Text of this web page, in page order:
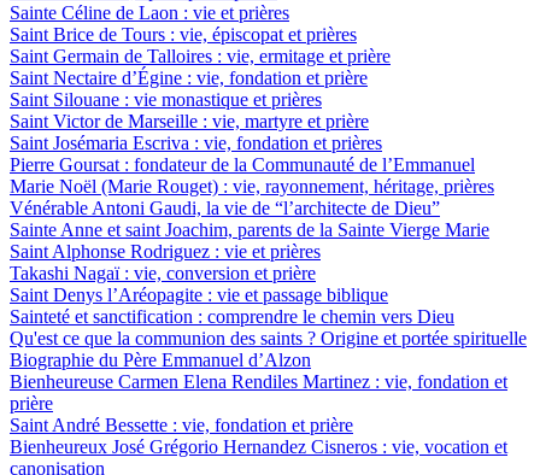
Sainte Céline de Laon : vie et prières
Saint Brice de Tours : vie, épiscopat et prières
Saint Germain de Talloires : vie, ermitage et prière
Saint Nectaire d’Égine : vie, fondation et prière
Saint Silouane : vie monastique et prières
Saint Victor de Marseille : vie, martyre et prière
Saint Josémaria Escriva : vie, fondation et prières
Pierre Goursat : fondateur de la Communauté de l’Emmanuel
Marie Noël (Marie Rouget) : vie, rayonnement, héritage, prières
Vénérable Antoni Gaudi, la vie de “l’architecte de Dieu”
Sainte Anne et saint Joachim, parents de la Sainte Vierge Marie
Saint Alphonse Rodriguez : vie et prières
Takashi Nagaï : vie, conversion et prière
Saint Denys l’Aréopagite : vie et passage biblique
Sainteté et sanctification : comprendre le chemin vers Dieu
Qu'est ce que la communion des saints ? Origine et portée spirituelle
Biographie du Père Emmanuel d’Alzon
Bienheureuse Carmen Elena Rendiles Martinez : vie, fondation et
prière
Saint André Bessette : vie, fondation et prière
Bienheureux José Grégorio Hernandez Cisneros : vie, vocation et
canonisation